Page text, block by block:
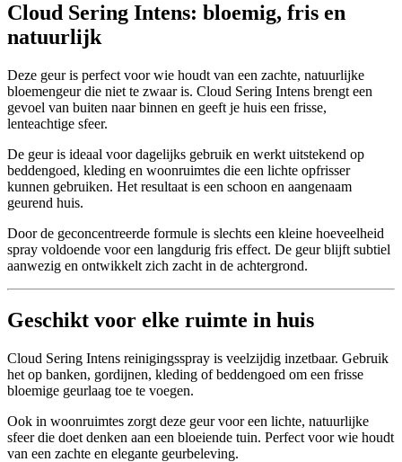
Cloud Sering Intens: bloemig, fris en
natuurlijk
Deze geur is perfect voor wie houdt van een zachte, natuurlijke
bloemengeur die niet te zwaar is. Cloud Sering Intens brengt een
gevoel van buiten naar binnen en geeft je huis een frisse,
lenteachtige sfeer.
De geur is ideaal voor dagelijks gebruik en werkt uitstekend op
beddengoed, kleding en woonruimtes die een lichte opfrisser
kunnen gebruiken. Het resultaat is een schoon en aangenaam
geurend huis.
Door de geconcentreerde formule is slechts een kleine hoeveelheid
spray voldoende voor een langdurig fris effect. De geur blijft subtiel
aanwezig en ontwikkelt zich zacht in de achtergrond.
Geschikt voor elke ruimte in huis
Cloud Sering Intens reinigingsspray is veelzijdig inzetbaar. Gebruik
het op banken, gordijnen, kleding of beddengoed om een frisse
bloemige geurlaag toe te voegen.
Ook in woonruimtes zorgt deze geur voor een lichte, natuurlijke
sfeer die doet denken aan een bloeiende tuin. Perfect voor wie houdt
van een zachte en elegante geurbeleving.